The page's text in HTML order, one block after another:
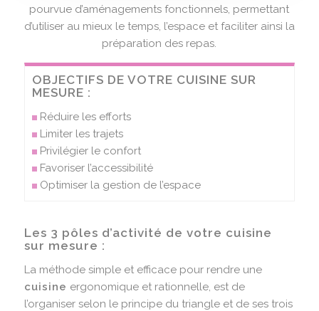
pourvue d’aménagements fonctionnels, permettant
d’utiliser au mieux le temps, l’espace et faciliter ainsi la
préparation des repas.
OBJECTIFS DE VOTRE CUISINE SUR
MESURE :
Réduire les efforts
Limiter les trajets
Privilégier le confort
Favoriser l’accessibilité
Optimiser la gestion de l’espace
Les 3 pôles d’activité de votre cuisine
sur mesure :
La méthode simple et efficace pour rendre une
cuisine ergonomique et rationnelle, est de
l’organiser selon le principe du triangle et de ses trois